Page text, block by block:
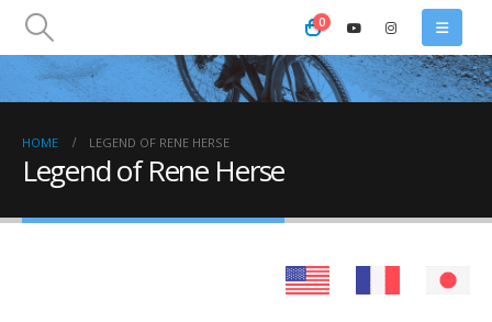
0
HOME LEGEND OF RENE HERSE
Legend of Rene Herse